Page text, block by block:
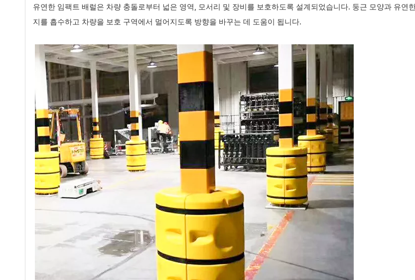
유연한 임팩트 배럴은 차량 충돌로부터 넓은 영역, 모서리 및 장비를 보호하도록 설계되었습니다. 둥근 모양과 유연
지를 흡수하고 차량을 보호 구역에서 멀어지도록 방향을 바꾸는 데 도움이 됩니다.